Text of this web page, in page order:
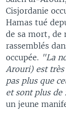
Cisjordanie
Hamas tué
de sa mort, de
rassemblés
occupée. "La
Arouri) est
pas plus que
et sont plus de
un jeune